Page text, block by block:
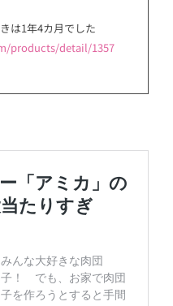
は1年4カ月でした
products/detail/1357